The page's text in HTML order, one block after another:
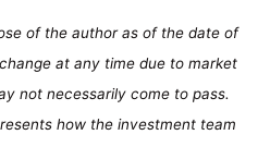
of the author as of the date of
at any time due to market
not necessarily come to pass.
how the investment team